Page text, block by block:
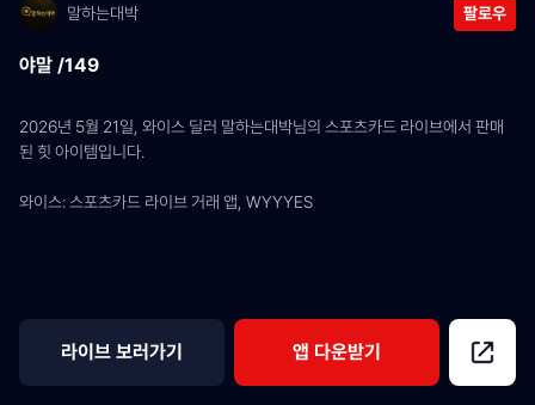
말하는대박 팔로우
야말 /149
2026년 5월 21일, 와이스 딜러 말하는대박님의 스포츠카드 라이브에서 판매
된 힛 아이템입니다.
와이스: 스포츠카드 라이브 거래 앱, WYYYES
라이브 보러가기 앱 다운받기